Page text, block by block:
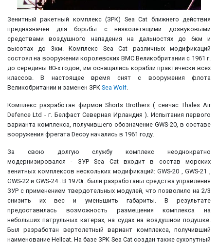
Зенитный ракетный комплекс (ЗРК) Sea Cat ближнего действия
предназначен для борьбы с низколетящими дозвуковыми
средствами воздушного нападения на дальностях до 6км и
высотах до 3км. Комплекс Sea Cat различных модификаций
состоял на вооружении королевских ВМС Великобритании с 1961 г.
до середины 80-х годов, им оснащались корабли практически всех
классов. В настоящее время снят с вооружения флота
Великобритании и заменен ЗРК Sea Wolf.
Комплекс разработан фирмой Shorts Brothers ( сейчас Thales Air
Defence Ltd - г. Белфаст Северная Ирландия ). Испытания первого
варианта комплекса, получившего обозначение GWS-20, в составе
вооружения фрегата Decoy начались в 1961 году.
За свою долгую службу комплекс неоднократно
модернизировался - ЗУР Sea Cat входит в состав морских
зенитных комплексов нескольких модификаций: GWS-20 , GWS-21 ,
GWS-22 и GWS-24 . В 1970г. были разработаны средства управления
ЗУР с применением твердотельных модулей, что позволило на 2/3
снизить их вес и уменьшить габариты. В результате
предоставилась возможность размещения комплекса на
небольших патрульных катерах, на судах на воздушной подушке.
Был разработан вертолетный вариант комплекса, получивший
наименование Hellcat. На базе ЗРК Sea Cat создан также сухопутный